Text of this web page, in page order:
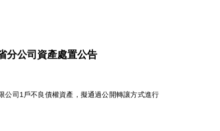
公司資產處置公告
公司1戶不良債權資產，擬通過公開轉讓方式進行